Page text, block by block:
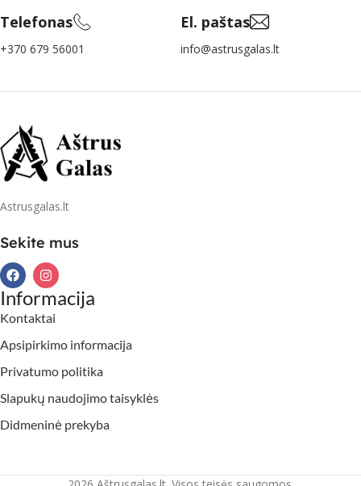
Telefonas
+370 679 56001
El. paštas
info@astrusgalas.lt
Astrusgalas.lt
Sekite mus
Informacija
Kontaktai
Apsipirkimo informacija
Privatumo politika
Slapukų naudojimo taisyklės
Didmeninė prekyba